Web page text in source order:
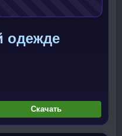
одежде
Скачать